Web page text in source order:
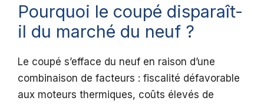
Pourquoi le coupé disparaît-
il du marché du neuf ?
Le coupé s’efface du neuf en raison d’une
combinaison de facteurs : fiscalité défavorable
aux moteurs thermiques, coûts élevés de